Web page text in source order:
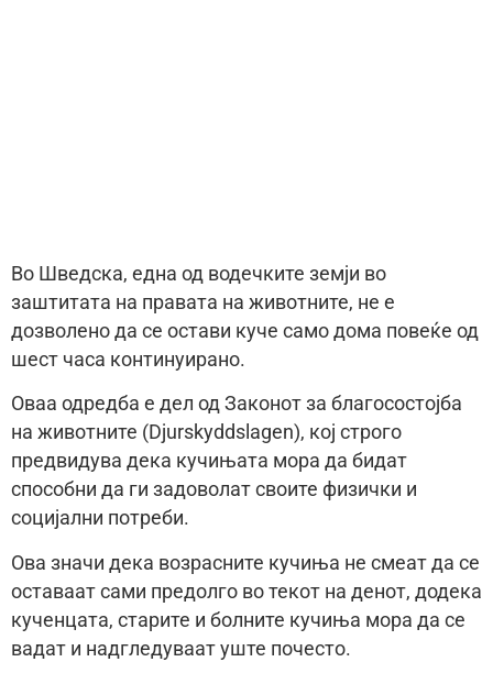
Во Шведска, една од водечките земји во
заштитата на правата на животните, не е
дозволено да се остави куче само дома повеќе од
шест часа континуирано.
Оваа одредба е дел од Законот за благосостојба
на животните (Djurskyddslagen), кој строго
предвидува дека кучињата мора да бидат
способни да ги задоволат своите физички и
социјални потреби.
Ова значи дека возрасните кучиња не смеат да се
оставаат сами предолго во текот на денот, додека
кученцата, старите и болните кучиња мора да се
вадат и надгледуваат уште почесто.